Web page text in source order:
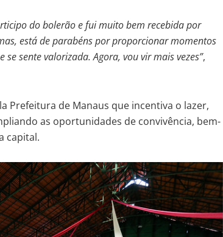
do bolerão e fui muito bem recebida por
está de parabéns por proporcionar momentos
sente valorizada. Agora, vou vir mais vezes”,
Prefeitura de Manaus que incentiva o lazer,
as oportunidades de convivência, bem-
capital.